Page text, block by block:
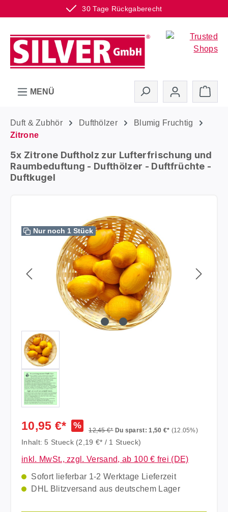
30 Tage Rückgaberecht
Zum Hauptinhalt springen
MENÜ
Duft & Zubhör Dufthölzer
Blumig Fruchtig
Zitrone
5x Zitrone Duftholz zur Lufterfrischung und
Raumbeduftung - Dufthölzer - Duftfrüchte -
Duftkugel
Bildergalerie überspringen
Nur noch 1 Stück
10,95 €* % 12,45 €* Du sparst: 1,50 €* (12.05%)
Inhalt: 5 Stueck (2,19 €* / 1 Stueck)
inkl. MwSt., zzgl. Versand, ab 100 € frei (DE)
Sofort lieferbar 1-2 Werktage Lieferzeit
DHL Blitzversand aus deutschem Lager